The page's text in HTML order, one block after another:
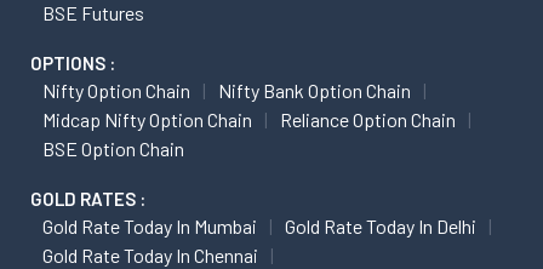
BSE Futures
OPTIONS :
Nifty Option Chain
Nifty Bank Option Chain
Midcap Nifty Option Chain
Reliance Option Chain
BSE Option Chain
GOLD RATES :
Gold Rate Today In Mumbai
Gold Rate Today In Delhi
Gold Rate Today In Chennai